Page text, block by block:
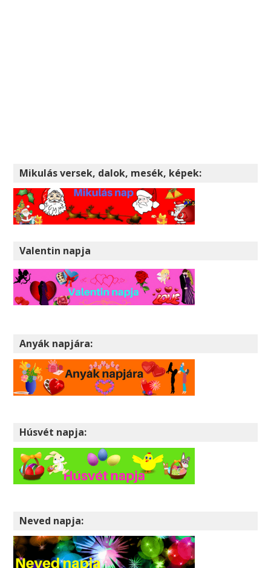
Mikulás versek, dalok, mesék, képek:
Valentin napja
Anyák napjára:
Húsvét napja:
Neved napja: